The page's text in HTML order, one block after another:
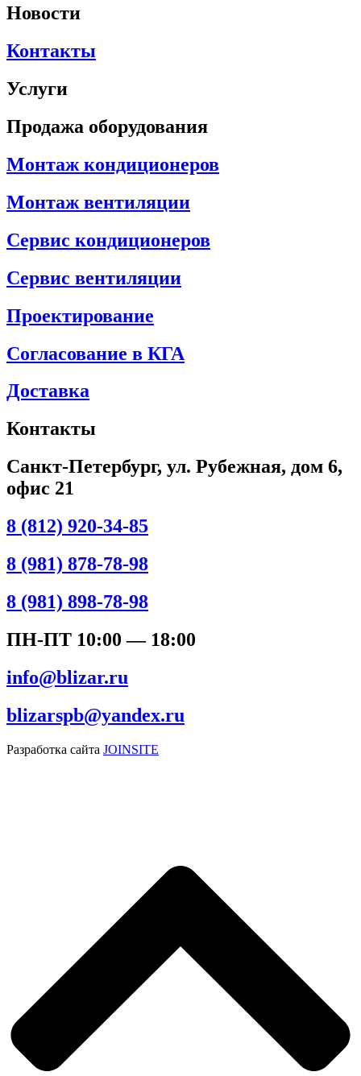
Новости
Контакты
Услуги
Продажа оборудования
Монтаж кондиционеров
Монтаж вентиляции
Сервис кондиционеров
Сервис вентиляции
Проектирование
Согласование в КГА
Доставка
Контакты
Санкт-Петербург, ул. Рубежная, дом 6,
офис 21
8 (812) 920-34-85
8 (981) 878-78-98
8 (981) 898-78-98
ПН-ПТ 10:00 — 18:00
info@blizar.ru
blizarspb@yandex.ru
Разработка сайта JOINSITE